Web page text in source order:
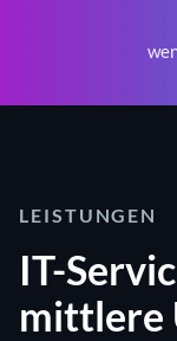
LEISTUNGEN
IT-
mittlere